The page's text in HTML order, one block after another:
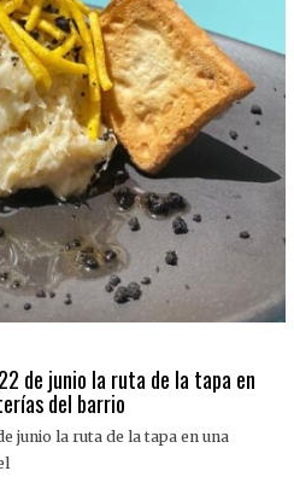
de junio la ruta de la tapa en
del barrio
junio la ruta de la tapa en una